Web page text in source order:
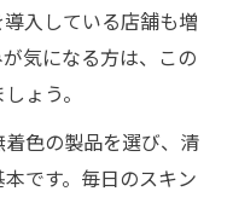
入している店舗も増
気になる方は、この
ょう。
色の製品を選び、清
です。毎日のスキン